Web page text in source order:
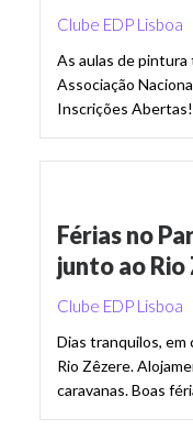
Clube EDP Lisboa
As aulas de pintura
Associação
Inscrições Abertas!
Férias no
junto ao Rio
Clube EDP Lisboa
Dias tranquilos,
Rio Zêzere.
caravanas. Boas